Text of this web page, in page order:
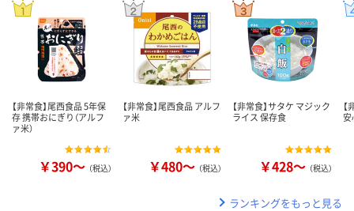
【非常食】尾西食品 5年保
存 携帯おにぎり（アルフ
ァ米）
￥390～ （税込）
【非常食】尾西食品 アルフ
ァ米
￥480～ （税込）
【非常食】サタケ マジック
ライス 保存食
￥428～ （税込）
安
ランキングをもっと見る